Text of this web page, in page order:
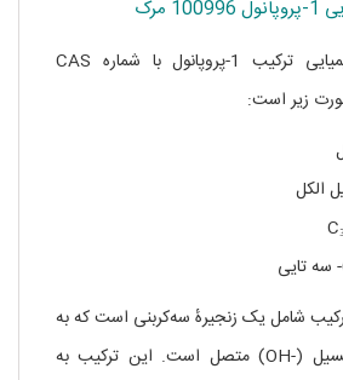
ساختار و فرمول شیمیایی ترکیب 1-پروپانول با شماره CAS
الکل
شامل یک زنجیرهٔ سه‌کربنی است که به
آن یک گروه هیدروکسیل (-OH) متصل است. این ترکیب به